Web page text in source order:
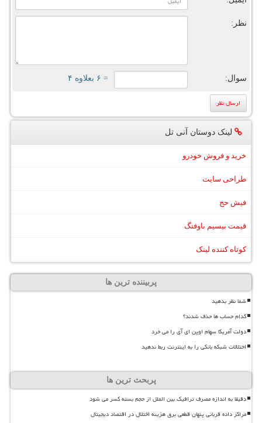
نظر:
سوال: = ۶ بعلاوه ۴
لینک دوستان آنی تل
خرید و فروش خودرو
طراحی سایت
فیش حج
قیمت بیسیم باوفنگ
کوتاه کننده لینک
پربیننده ترین ها
شما نظر بدهید
کدام حساب ها حذف شدند؟
دولت آمریکا سهام اوپن ای آی را می خرد
اختلالات شبکه بانکی را به اینترنت ربط ندهید
پربحث ترین ها
دقیقا به اندازه مصرف ترافیک بین الملل از حجم بسته کسر می شود
مراکز داده قربانی پنهان قطعی برق هزینه اختلال در اقتصاد دیجیتال